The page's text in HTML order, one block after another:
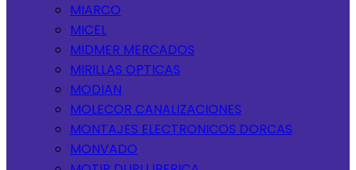
MIARCO
MICEL
MIDMER MERCADOS
MIRILLAS OPTICAS
MODIAN
MOLECOR CANALIZACIONES
MONTAJES ELECTRONICOS DORCAS
MONVADO